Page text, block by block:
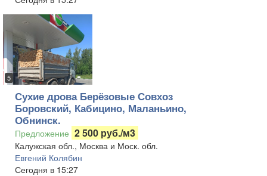
5
Сухие дрова Берёзовые Совхоз
Боровский, Кабицино, Маланьино,
Обнинск.
Предложение 2 500 руб./м3
Калужская обл., Москва и Моск. обл.
Евгений Колябин
Сегодня в 15:27